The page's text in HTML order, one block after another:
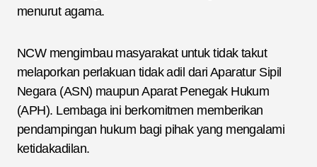
menurut agama.
NCW mengimbau masyarakat untuk tidak takut
melaporkan perlakuan tidak adil dari Aparatur Sipil
Negara (ASN) maupun Aparat Penegak Hukum
(APH). Lembaga ini berkomitmen memberikan
pendampingan hukum bagi pihak yang mengalami
ketidakadilan.